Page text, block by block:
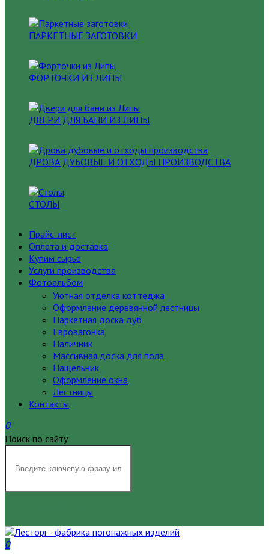
ПАРКЕТНЫЕ ЗАГОТОВКИ
ФОРТОЧКИ ИЗ ЛИПЫ
ДВЕРИ ДЛЯ БАНИ ИЗ ЛИПЫ
ДРОВА ДУБОВЫЕ И ОТХОДЫ ПРОИЗВОДСТВА
СТОЛЫ
Прайс-лист
Оплата и доставка
Купим сырье
Услуги производства
Фотоальбом
Уютная отделка коттеджа
Оформление деревянной лестницы
Паркетная доска дуб
Евровагонка
Наличник
Массивная доска для пола
Нащельник
Оформление окна
Лестницы
Контакты
0
Поиск по сайту
0